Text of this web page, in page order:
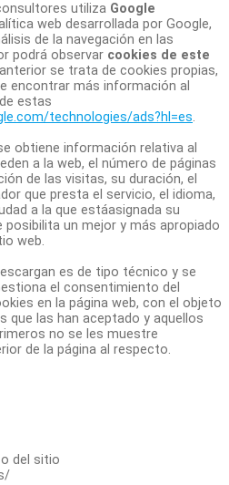
utiliza Google
web desarrollada por Google,
de la navegación en las
podrá observar cookies de este
se trata de cookies propias,
encontrar más información al
estas
technologies/ads?hl=es.
obtiene información relativa al
a la web, el número de páginas
de las visitas, su duración, el
que presta el servicio, el idioma,
a la que estáasignada su
posibilita un mejor y más apropiado
web.
es de tipo técnico y se
el consentimiento del
en la página web, con el objeto
que las han aceptado y aquellos
no se les muestre
de la página al respecto.
del sitio